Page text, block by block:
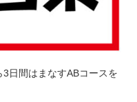
間はまなすABコースを